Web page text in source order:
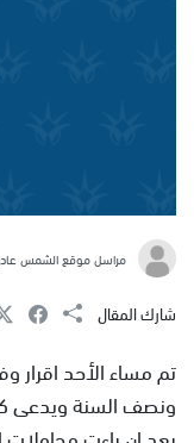
مراسل موقع الشمس
شارك المقال
تم مساء الأحد اقرار
ونصف السنة ويدعى